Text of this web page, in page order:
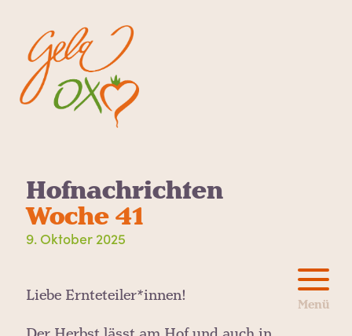
Hofnachrichten
Woche 41
9. Oktober 2025
Liebe Ernteteiler*innen!